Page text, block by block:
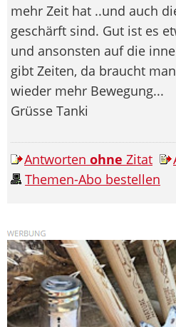
mehr Zeit hat ..und auch
geschärft sind. Gut ist es
und ansonsten auf die
gibt Zeiten, da braucht
wieder mehr Bewegung...
Grüsse Tanki
Antworten ohne Zitat
Themen-Abo bestellen